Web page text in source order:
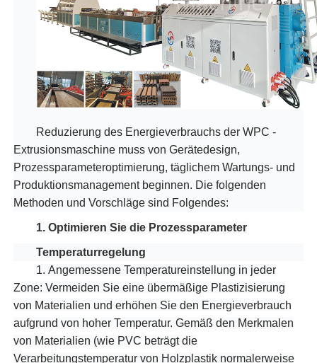
Reduzierung des Energieverbrauchs der WPC -
Extrusionsmaschine muss von Gerätedesign,
Prozessparameteroptimierung, täglichem Wartungs- und
Produktionsmanagement beginnen. Die folgenden
Methoden und Vorschläge sind Folgendes:
1. Optimieren Sie die Prozessparameter
Temperaturregelung
1. Angemessene Temperatureinstellung in jeder
Zone: Vermeiden Sie eine übermäßige Plastizisierung
von Materialien und erhöhen Sie den Energieverbrauch
aufgrund von hoher Temperatur. Gemäß den Merkmalen
von Materialien (wie PVC beträgt die
Verarbeitungstemperatur von Holzplastik normalerweise